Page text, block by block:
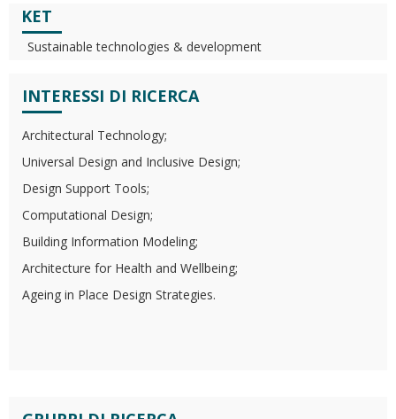
KET
Sustainable technologies & development
INTERESSI DI RICERCA
Architectural Technology;
Universal Design and Inclusive Design;
Design Support Tools;
Computational Design;
Building Information Modeling;
Architecture for Health and Wellbeing;
Ageing in Place Design Strategies.